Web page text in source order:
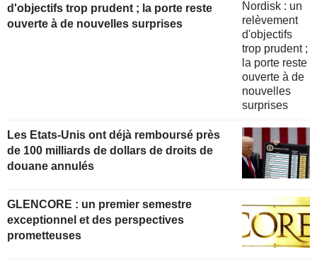
d'objectifs trop prudent ; la porte reste
ouverte à de nouvelles surprises
Les Etats-Unis ont déjà remboursé près
de 100 milliards de dollars de droits de
douane annulés
GLENCORE : un premier semestre
exceptionnel et des perspectives
prometteuses